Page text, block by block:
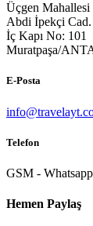
Üçgen Mahallesi
Abdi İpekçi
İç Kapı No: 101
Muratpaşa/
E-Posta
Telefon
GSM -
Hemen Paylaş